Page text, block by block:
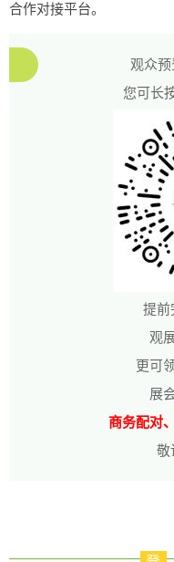
合作对接平台。
观众
您可长
提前
观
更可
展
商务配对
敬